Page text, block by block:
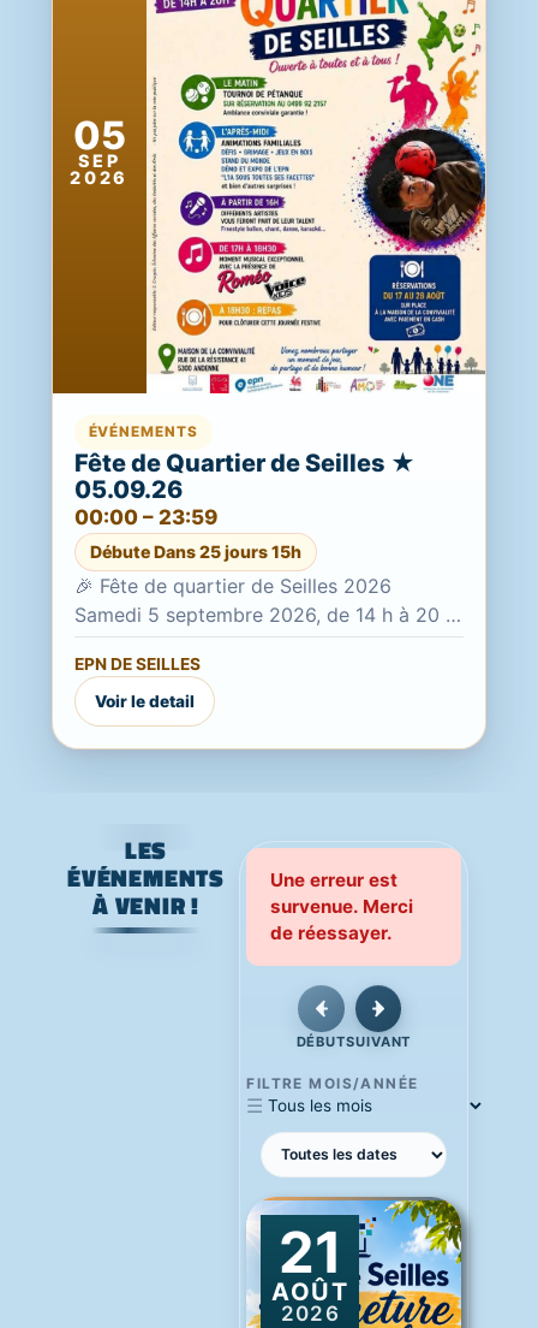
05
SEP
2026
ÉVÉNEMENTS
Fête de Quartier de Seilles ★
05.09.26
00:00 – 23:59
Débute Dans 25 jours 15h
🎉 Fête de quartier de Seilles 2026
Samedi 5 septembre 2026, de 14 h à 20 h
Une journée festive, familiale et ouverte
à...
EPN DE SEILLES
Voir le detail
LES
ÉVÉNEMENTS
À VENIR !
Une erreur est
survenue. Merci
de réessayer.
DÉBUTSUIVANT
FILTRE MOIS/ANNÉE
21
AOÛT
2026